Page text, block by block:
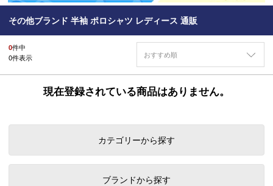
その他ブランド 半袖 ポロシャツ レディース 通販
0件中
0件表示 おすすめ順
現在登録されている商品はありません。
カテゴリーから探す
ブランドから探す